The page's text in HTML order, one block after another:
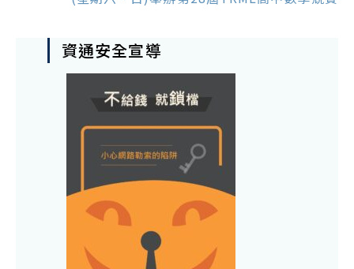
資通安全宣導